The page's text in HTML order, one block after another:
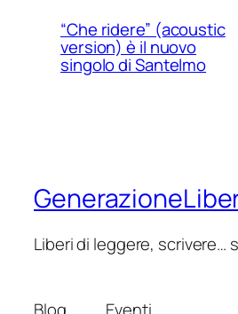
“Che ridere” (acoustic
version) è il nuovo
singolo di Santelmo
Liberi di leggere, scrivere…